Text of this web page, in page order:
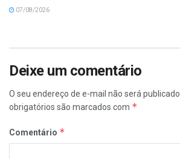
07/08/2026
Deixe um comentário
O seu endereço de e-mail não será publicado.
obrigatórios são marcados com *
Comentário *